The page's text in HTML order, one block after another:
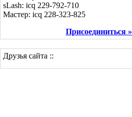
sLash: icq 229-792-710
Мастер: icq 228-323-825
Присоединиться »
Друзья сайта ::